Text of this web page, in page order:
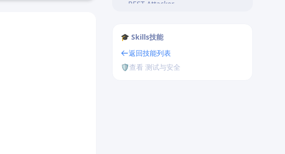
REST-Attacker
1. 认证绕过
2. 权限提升
3. 信息泄露
🎓 Skills技能
返回技能列表
🛡️查看 测试与安全